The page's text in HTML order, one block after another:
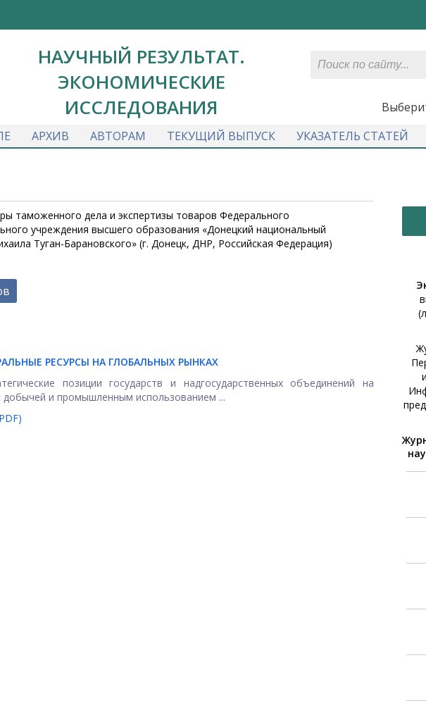
НАУЧНЫЙ РЕЗУЛЬТАТ.
ЭКОНОМИЧЕСКИЕ
ИССЛЕДОВАНИЯ
АРХИВ АВТОРАМ ТЕКУЩИЙ ВЫПУСК УКАЗАТЕЛЬ СТАТЕЙ
таможенного дела и экспертизы товаров Федерального
учреждения высшего образования «Донецкий национальный
Туган-Барановского» (г. Донецк, ДНР, Российская Федерация)
РЕСУРСЫ НА ГЛОБАЛЬНЫХ РЫНКАХ
позиции государств и надгосударственных объединений на
добычей и промышленным использованием ...